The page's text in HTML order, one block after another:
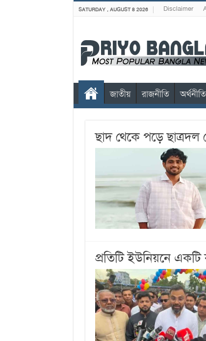
SATURDAY , AUGUST 8 2026 Disclaimer
জাতীয় রাজনীতি অর্থনীতি
ছাদ থেকে পড়ে
প্রতিটি ইউনিয়নে